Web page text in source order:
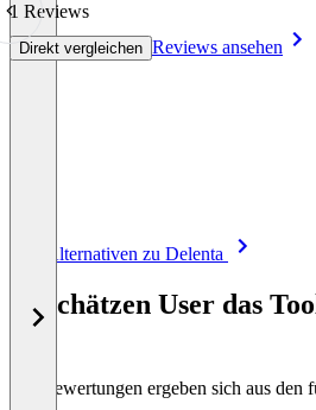
1 Reviews
Direkt vergleichen Reviews ansehen
Alle Alternativen zu Delenta
So schätzen User das
Die Bewertungen ergeben sich aus